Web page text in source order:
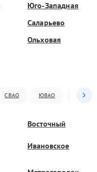
Юго-Западная
Саларьево
Ольховая
СВАО ЮВАО ЮАО
Восточный
Ивановское